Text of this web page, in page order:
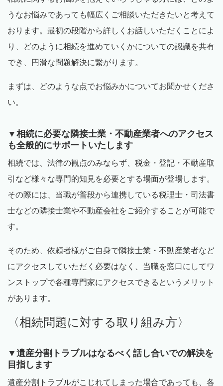
うなお悩みであっても幅広くご相談いただきたいと考えて
おります。最初の段階から詳しくお話しいただくことによ
り、どのように相続を進めていくかについての認識を共有
でき、円滑な問題解決に繋がります。
まずは、どのような点でお悩みかについてお聞かせくださ
い。
▼相続に必要な隣接士業・不動産業者へのアクセス
も全般的にサポートいたします
相続では、法律の観点のみならず、税金・登記・不動産取
引など様々な専門的知見を必要とする場面が登場します。
その際には、当職が普段から連携している税理士・司法書
士などの隣接士業や不動産会社をご紹介することが可能で
す。
そのため、依頼者様がご自身で隣接士業・不動産業者など
にアクセスしていただく必要はなく、当職を窓口にしてワ
ンストップで各種専門家にアクセスできるというメリット
があります。
〈相続問題に対する取り組み方〉
▼遺産分割トラブルはなるべく話し合いでの解決を
目指します
遺産分割トラブルがこじれてしまった場合であっても、各